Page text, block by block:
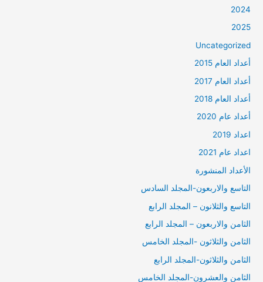
2024
2025
Uncategorized
أعداد العام 2015
أعداد العام 2017
أعداد العام 2018
أعداد عام 2020
اعداد 2019
اعداد عام 2021
الأعداد المنشورة
التاسع والاربعون-المجلد السادس
التاسع والثلانون – المجلد الرابع
الثامن والاربعون – المجلد الرابع
الثامن والثلاثون -المجلد الخامس
الثامن والثلاثون-المجلد الرابع
الثامن والعشرون-المجلد الخامس